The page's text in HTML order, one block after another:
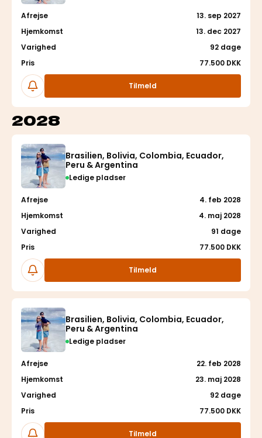
Afrejse
13. sep 2027
Hjemkomst
13. dec 2027
Varighed
92 dage
Pris
77.500 DKK
Følg
Tilmeld
2028
Brasilien, Bolivia, Colombia, Ecuador,
Peru & Argentina
Ledige pladser
Afrejse
4. feb 2028
Hjemkomst
4. maj 2028
Varighed
91 dage
Pris
77.500 DKK
Følg
Tilmeld
Brasilien, Bolivia, Colombia, Ecuador,
Peru & Argentina
Ledige pladser
Afrejse
22. feb 2028
Hjemkomst
23. maj 2028
Varighed
92 dage
Pris
77.500 DKK
Følg
Tilmeld